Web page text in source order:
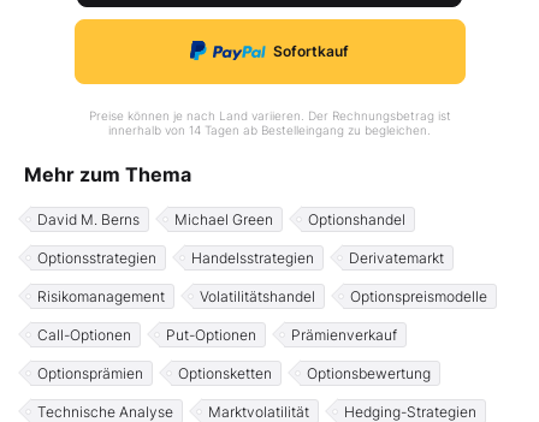
Sofortkauf
Preise können je nach Land variieren. Der Rechnungsbetrag ist
innerhalb von 14 Tagen ab Bestelleingang zu begleichen.
Mehr zum Thema
David M. Berns Michael Green Optionshandel
Optionsstrategien Handelsstrategien Derivatemarkt
Risikomanagement Volatilitätshandel Optionspreismodelle
Call-Optionen Put-Optionen Prämienverkauf
Optionsprämien Optionsketten Optionsbewertung
Technische Analyse Marktvolatilität Hedging-Strategien